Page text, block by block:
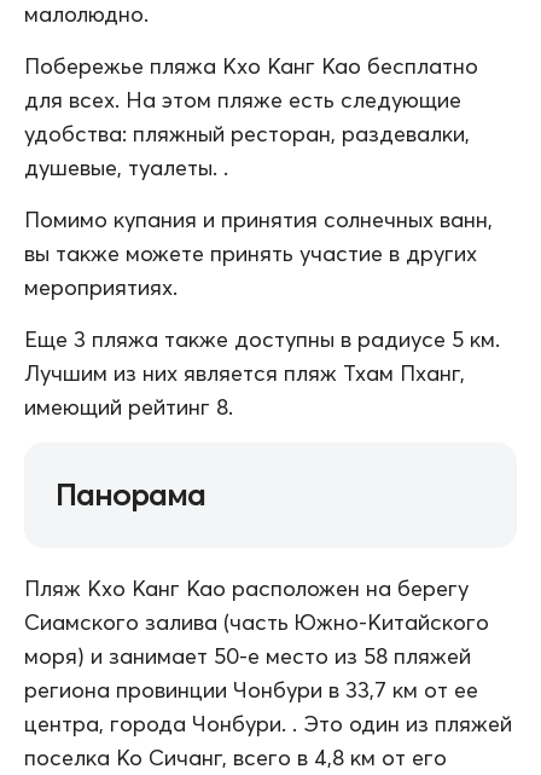
малолюдно.
Побережье пляжа Кхо Канг Као бесплатно
для всех. На этом пляже есть следующие
удобства: пляжный ресторан, раздевалки,
душевые, туалеты. .
Помимо купания и принятия солнечных ванн,
вы также можете принять участие в других
мероприятиях.
Еще 3 пляжа также доступны в радиусе 5 км.
Лучшим из них является пляж Тхам Пханг,
имеющий рейтинг 8.
Панорама
Пляж Кхо Канг Као расположен на берегу
Сиамского залива (часть Южно-Китайского
моря) и занимает 50-е место из 58 пляжей
региона провинции Чонбури в 33,7 км от ее
центра, города Чонбури. . Это один из пляжей
поселка Ко Сичанг, всего в 4,8 км от его